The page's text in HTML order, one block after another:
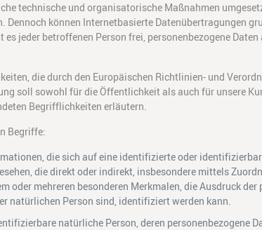
technische und organisatorische Maßnahmen
können Internetbasierte Datenübertragungen
jeder betroffenen Person frei, personenbezogene
die durch den Europäischen Richtlinien- und
soll sowohl für die Öffentlichkeit als auch für unsere
Begrifflichkeiten erläutern.
Begriffe:
die sich auf eine identifizierte oder
die direkt oder indirekt, insbesondere mittels
oder mehreren besonderen Merkmalen, die Ausdruck
natürlichen Person sind, identifiziert werden kann.
natürliche Person, deren personenbezogene